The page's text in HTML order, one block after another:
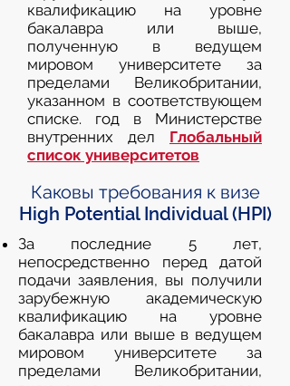
квалификацию на уровне
бакалавра или выше,
полученную в ведущем
мировом университете за
пределами Великобритании,
указанном в соответствующем
списке. год в Министерстве
внутренних дел Глобальный
список университетов
Каковы требования к визе
High Potential Individual (HPI)
За последние 5 лет,
непосредственно перед датой
подачи заявления, вы получили
зарубежную академическую
квалификацию на уровне
бакалавра или выше в ведущем
мировом университете за
пределами Великобритании,